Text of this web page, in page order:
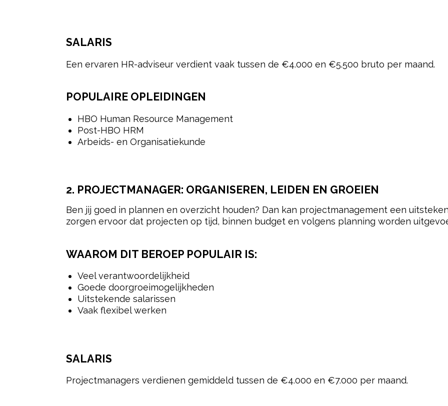
SALARIS
Een ervaren HR-adviseur verdient vaak tussen de €4.000 en €5.500 bruto per maand.
POPULAIRE OPLEIDINGEN
HBO Human Resource Management
Post-HBO HRM
Arbeids- en Organisatiekunde
2. PROJECTMANAGER: ORGANISEREN, LEIDEN EN GROEIEN
Ben jij goed in plannen en overzicht houden? Dan kan projectmanagement een
zorgen ervoor dat projecten op tijd, binnen budget en volgens planning worden
WAAROM DIT BEROEP POPULAIR IS:
Veel verantwoordelijkheid
Goede doorgroeimogelijkheden
Uitstekende salarissen
Vaak flexibel werken
SALARIS
Projectmanagers verdienen gemiddeld tussen de €4.000 en €7.000 per maand.